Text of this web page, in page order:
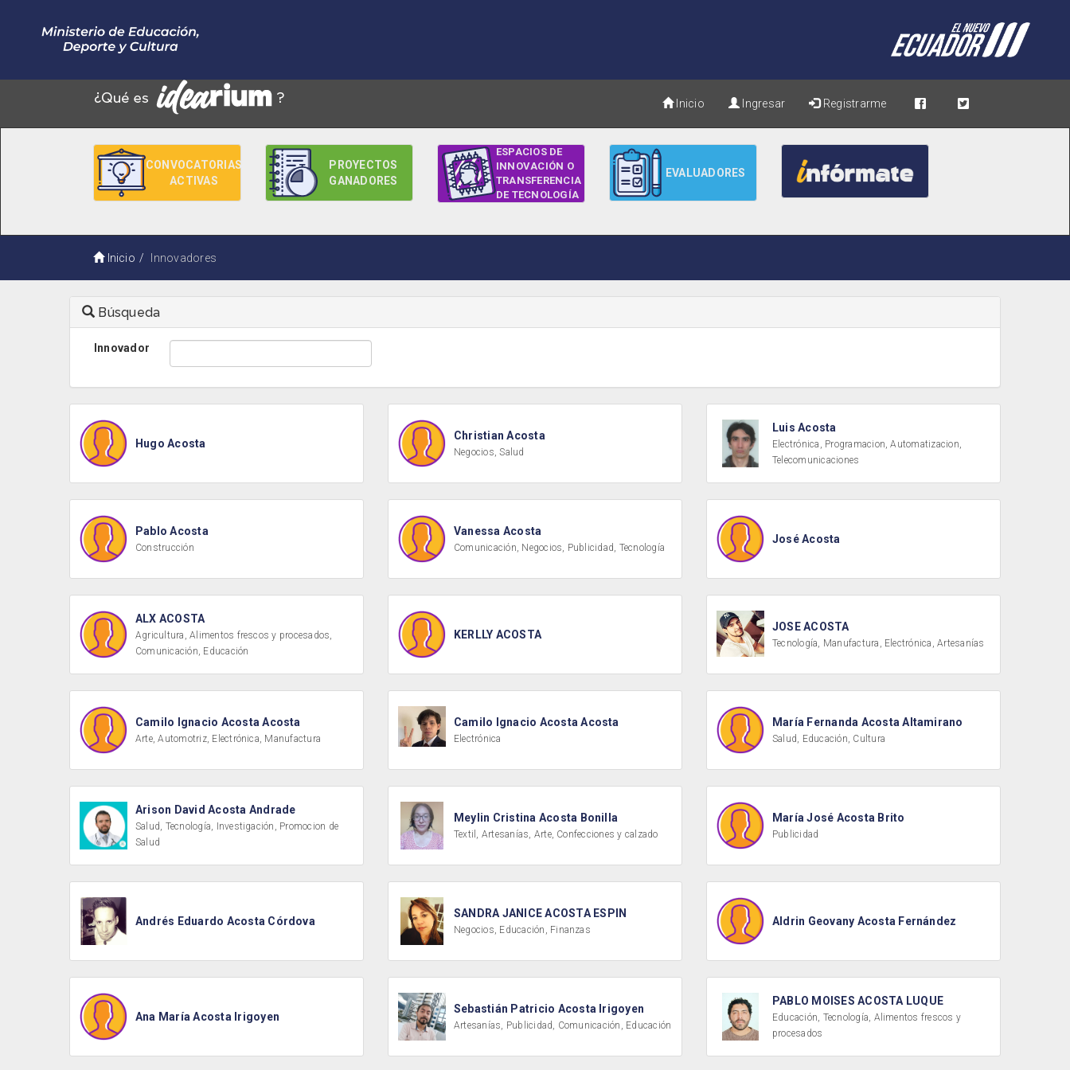
Inicio Ingresar Registrarme
CONVOCATORIAS
ACTIVAS
PROYECTOS
GANADORES
ESPACIOS DE
INNOVACIÓN O
TRANSFERENCIA
DE TECNOLOGÍA
EVALUADORES
Inicio Innovadores
Búsqueda
Innovador
Hugo Acosta
Christian Acosta
Negocios, Salud
Luis Acosta
Electrónica, Programacion, Automatizacion,
Telecomunicaciones
Pablo Acosta
Construcción
Vanessa Acosta
Comunicación, Negocios, Publicidad, Tecnología
José Acosta
ALX ACOSTA
Agricultura, Alimentos frescos y procesados,
Comunicación, Educación
KERLLY ACOSTA
JOSE ACOSTA
Tecnología, Manufactura, Electrónica, Artesanías
Camilo Ignacio Acosta Acosta
Arte, Automotriz, Electrónica, Manufactura
Camilo Ignacio Acosta Acosta
Electrónica
María Fernanda Acosta Altamirano
Salud, Educación, Cultura
Arison David Acosta Andrade
Salud, Tecnología, Investigación, Promocion de
Salud
Meylin Cristina Acosta Bonilla
Textil, Artesanías, Arte, Confecciones y calzado
María José Acosta Brito
Publicidad
Andrés Eduardo Acosta Córdova
SANDRA JANICE ACOSTA ESPIN
Negocios, Educación, Finanzas
Aldrin Geovany Acosta Fernández
Ana María Acosta Irigoyen
Sebastián Patricio Acosta Irigoyen
Artesanías, Publicidad, Comunicación, Educación
PABLO MOISES ACOSTA LUQUE
Educación, Tecnología, Alimentos frescos y
procesados